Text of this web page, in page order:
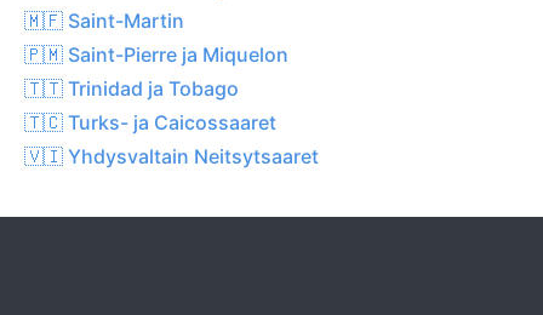
🇲🇫 Saint-Martin
🇵🇲 Saint-Pierre ja Miquelon
🇹🇹 Trinidad ja Tobago
🇹🇨 Turks- ja Caicossaaret
🇻🇮 Yhdysvaltain Neitsytsaaret